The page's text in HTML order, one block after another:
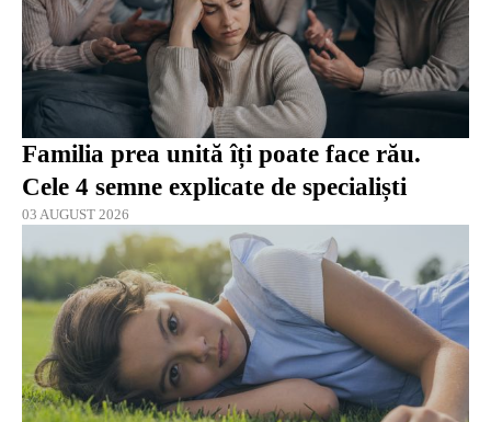
Familia prea unită îți poate face rău.
Cele 4 semne explicate de specialiști
03 AUGUST 2026